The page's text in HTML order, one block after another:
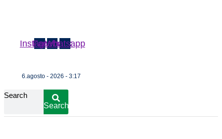
Instagram
Facebook
Whatsapp
6.agosto - 2026 - 3:17
Search
Search